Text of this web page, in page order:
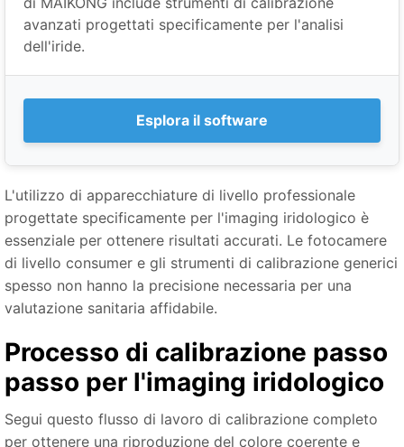
avanzati progettati specificamente per l'analisi
dell'iride.
Esplora il software
L'utilizzo di apparecchiature di livello professionale
progettate specificamente per l'imaging iridologico è
essenziale per ottenere risultati accurati. Le fotocamere
di livello consumer e gli strumenti di calibrazione generici
spesso non hanno la precisione necessaria per una
valutazione sanitaria affidabile.
Processo di calibrazione passo
passo per l'imaging iridologico
Segui questo flusso di lavoro di calibrazione completo
per ottenere una riproduzione del colore coerente e